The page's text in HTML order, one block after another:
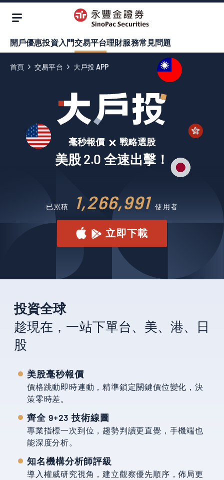
開戶優惠投資入門交易平台理財服務常見問題
首頁 交易平台 大戶投 APP
毫秒報價 戰略選股
美股 2.0 全速出擊！
已累積 1,266,991 使用者
立即下載
投資全球
趁現在，一站下單台、美、港、日
股
美股毫秒報價
價格跳動即時連動，精準鎖定關鍵價位變化，決
策零時差。
齊全 9+23 技術線圖
專業指標一次到位，趨勢判讀更直覺，手機端也
能深度分析。
知名機構分析師評級
導入權威研究視角，建立觀察優先順序，佈局更